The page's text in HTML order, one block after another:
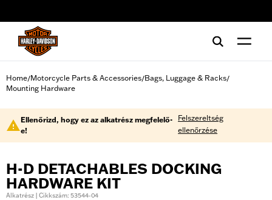
Home/Motorcycle Parts & Accessories/Bags, Luggage & Racks/
Mounting Hardware
Ellenőrizd, hogy ez az alkatrész megfelelő-
e!
Felszereltség
ellenőrzése
H-D DETACHABLES DOCKING
HARDWARE KIT
Alkatrész | Cikkszám: 53544-04